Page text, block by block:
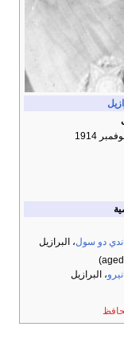
دو سول، البرازيل
، البرازيل